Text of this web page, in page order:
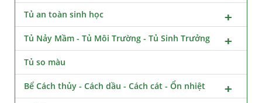
Tủ an toàn sinh học
Tủ Nảy Mầm - Tủ Môi Trường - Tủ Sinh Trưởng
Tủ so màu
Bể Cách thủy - Cách dầu - Cách cát - Ổn nhiệt